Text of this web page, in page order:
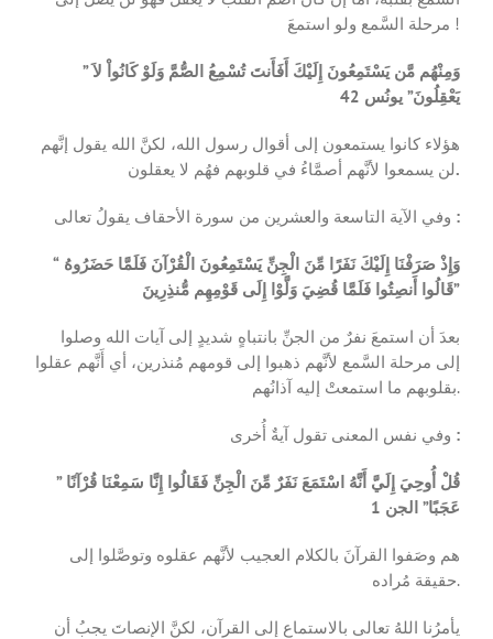
مرحلة السَّمع ولو استمعَ !
” وَمِنْهُم مَّن يَسْتَمِعُونَ إِلَيْكَ أَفَأَنتَ تُسْمِعُ الصُّمَّ وَلَوْ كَانُواْ لاَ
يَعْقِلُونَ” يونُس 42
هؤلاء كانوا يستمعون إلى أقوال رسول الله، لكنَّ الله يقول إنَّهم
لن يسمعوا لأنَّهم أصمَّاءُ في قلوبهم فهُم لا يعقلون.
:
“ وَإِذْ صَرَفْنَا إِلَيْكَ نَفَرًا مِّنَ الْجِنِّ يَسْتَمِعُونَ الْقُرْآنَ فَلَمَّا حَضَرُوهُ
قَالُوا أَنصِتُوا فَلَمَّا قُضِيَ وَلَّوْا إِلَى قَوْمِهِم مُّنذِرِينَ”
بعدَ أن استمعَ نفرٌ من الجنِّ بانتباهٍ شديدٍ إلى آيات الله وصلوا
إلى مرحلة السَّمع لأنَّهم ذهبوا إلى قومهم مُنذرين، أي أَنَّهم عقلوا
بقلوبهم ما استمعتْ إليه آذانُهم.
:
” قُلْ أُوحِيَ إِلَيَّ أَنَّهُ اسْتَمَعَ نَفَرٌ مِّنَ الْجِنِّ فَقَالُوا إِنَّا سَمِعْنَا قُرْآنًا
عَجَبًا” الجن 1
هم وصَفوا القرآنَ بالكلام العجيب لأنَّهم عقلوه وتوصَّلوا إلى
حقيقة مُراده.
يأمرُنا اللهُ تعالى بالاستماع إلى القرآن، لكنَّ الإنصاتَ يجبُ أن